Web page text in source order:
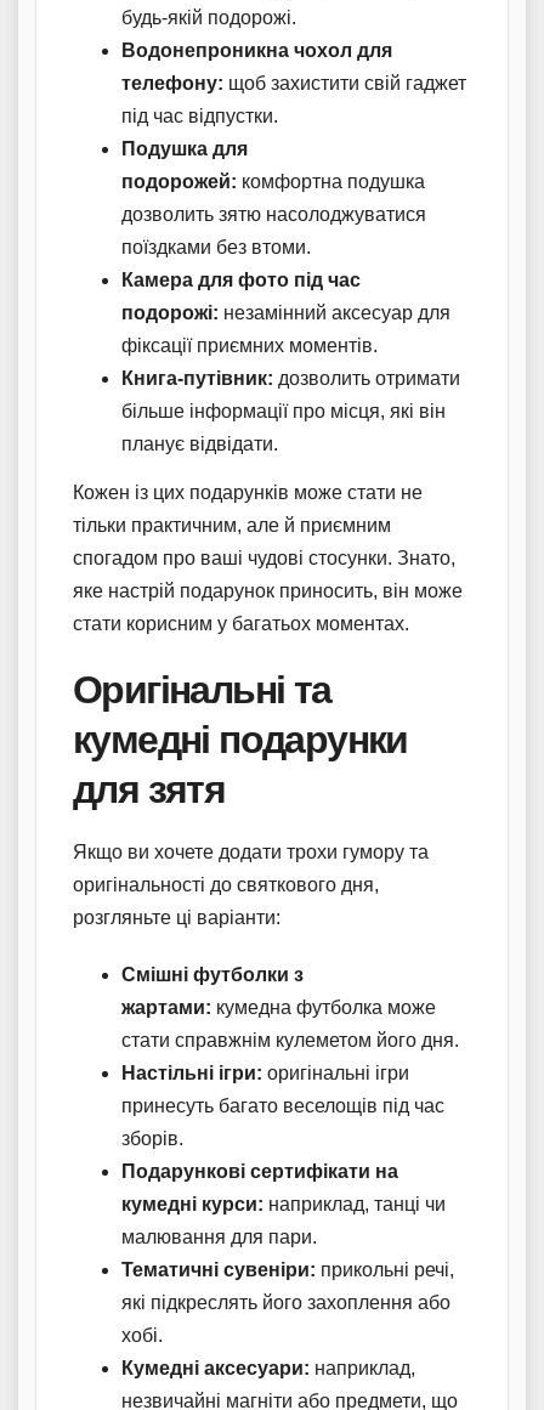
будь-якій подорожі.
Водонепроникна чохол для
телефону: щоб захистити свій гаджет
під час відпустки.
Подушка для
подорожей: комфортна подушка
дозволить зятю насолоджуватися
поїздками без втоми.
Камера для фото під час
подорожі: незамінний аксесуар для
фіксації приємних моментів.
Книга-путівник: дозволить отримати
більше інформації про місця, які він
планує відвідати.
Кожен із цих подарунків може стати не
тільки практичним, але й приємним
спогадом про ваші чудові стосунки. Знато,
яке настрій подарунок приносить, він може
стати корисним у багатьох моментах.
Оригінальні та
кумедні подарунки
для зятя
Якщо ви хочете додати трохи гумору та
оригінальності до святкового дня,
розгляньте ці варіанти:
Смішні футболки з
жартами: кумедна футболка може
стати справжнім кулеметом його дня.
Настільні ігри: оригінальні ігри
принесуть багато веселощів під час
зборів.
Подарункові сертифікати на
кумедні курси: наприклад, танці чи
малювання для пари.
Тематичні сувеніри: прикольні речі,
які підкреслять його захоплення або
хобі.
Кумедні аксесуари: наприклад,
незвичайні магніти або предмети, що